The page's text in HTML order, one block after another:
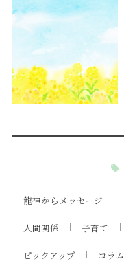
龍神からメッセージ
人間関係 子育て
ピックアップ コラム